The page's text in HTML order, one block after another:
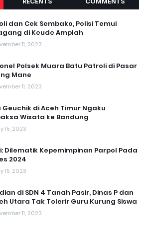
dan Cek Sembako, Polisi Temui
di Keude Amplah
11, 2023
Polsek Muara Batu Patroli di Pasar
Mane
11, 2023
Geuchik di Aceh Timur Ngaku
Wisata ke Bandung
15, 2023
Dilematik Kepemimpinan Parpol Pada
2024
15, 2023
di SDN 4 Tanah Pasir, Dinas P dan
Utara Tak Tolerir Guru Kurung Siswa
11, 2023